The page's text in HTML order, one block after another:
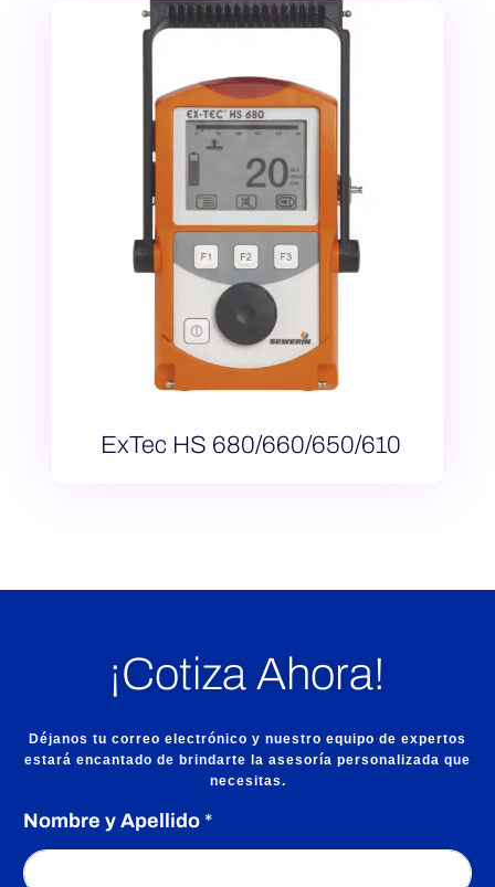
ExTec HS 680/660/650/610
¡Cotiza Ahora!
Déjanos tu correo electrónico y nuestro equipo de expertos
estará encantado de brindarte la asesoría personalizada que
necesitas.
Nombre y Apellido *